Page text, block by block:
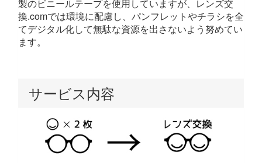
製のビニールテープを使用していますが、レンズ交
換.comでは環境に配慮し、パンフレットやチラシを全
てデジタル化して無駄な資源を出さないよう努めてい
ます。
サービス内容